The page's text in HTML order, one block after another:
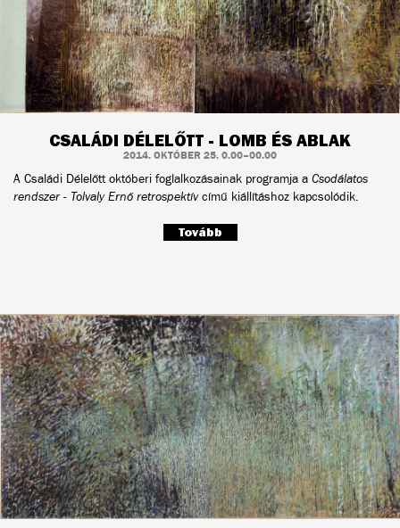
CSALÁDI DÉLELŐTT - LOMB ÉS ABLAK
2014. OKTÓBER 25. 0.00–00.00
A Családi Délelőtt októberi foglalkozásainak programja a Csodálatos
rendszer - Tolvaly Ernő retrospektívcímű kiállításhoz kapcsolódik.
Tovább